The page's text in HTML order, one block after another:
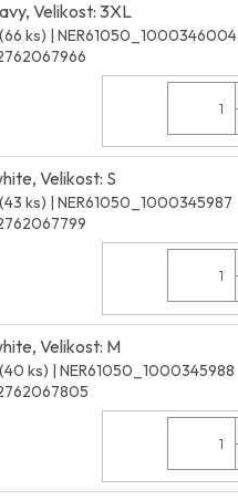
Velikost: 3XL
(66 ks) | NER61050_1000346004
Velikost: S
(43 ks) | NER61050_1000345987
Velikost: M
(40 ks) | NER61050_1000345988